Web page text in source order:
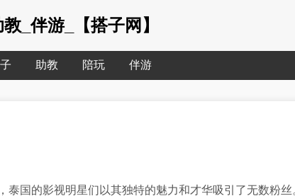
_伴游_【搭子网】
助教 陪玩 伴游
国的影视明星们以其独特的魅力和才华吸引了无数粉丝